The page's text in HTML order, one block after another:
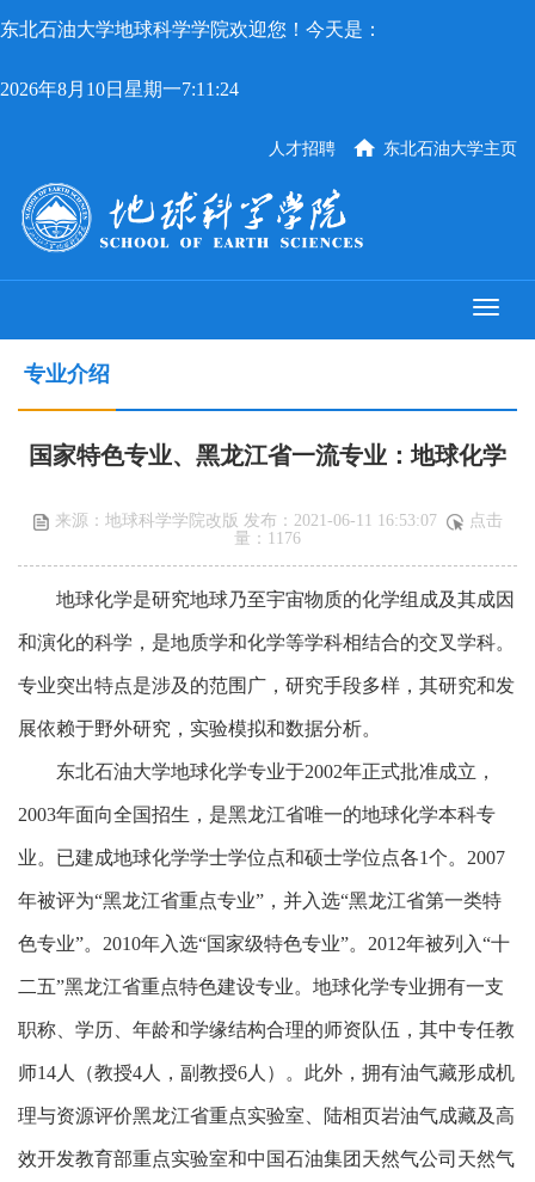
东北石油大学地球科学学院欢迎您！今天是：
2026年8月10日星期一7:11:24
东北石油大学主页
人才招聘
专业介绍
国家特色专业、黑龙江省一流专业：地球化学
来源：地球科学学院改版 发布：2021-06-11 16:53:07
点击
量： 1176
地球化学是研究地球乃至宇宙物质的化学组成及其成因
和演化的科学，是地质学和化学等学科相结合的交叉学科。
专业突出特点是涉及的范围广，研究手段多样，其研究和发
展依赖于野外研究，实验模拟和数据分析。
东北石油大学地球化学专业于2002年正式批准成立，
2003年面向全国招生，是黑龙江省唯一的地球化学本科专
业。已建成地球化学学士学位点和硕士学位点各1个。2007
年被评为“黑龙江省重点专业”，并入选“黑龙江省第一类特
色专业”。2010年入选“国家级特色专业”。2012年被列入“十
二五”黑龙江省重点特色建设专业。地球化学专业拥有一支
职称、学历、年龄和学缘结构合理的师资队伍，其中专任教
师14人（教授4人，副教授6人）。此外，拥有油气藏形成机
理与资源评价黑龙江省重点实验室、陆相页岩油气成藏及高
效开发教育部重点实验室和中国石油集团天然气公司天然气